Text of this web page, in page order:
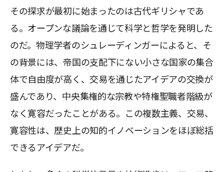
その探求が最初に始まったのは古代ギリシャであ
る。オープンな議論を通じて科学と哲学を発明した
のだ。物理学者のシュレーディンガーによると、そ
の背景には、帝国の支配下にない小さな国家の集合
体で自由度が高く、交易を通じたアイデアの交換が
盛んであり、中央集権的な宗教や特権聖職者階級が
なく寛容だったことがある。この複数主義、交易、
寛容性は、歴史上の知的イノベーションをほぼ総括
できるアイデアだ。